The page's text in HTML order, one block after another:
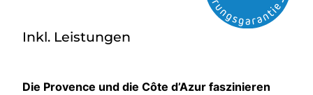
Inkl. Leistungen
Die Provence und die Côte d’Azur faszinieren